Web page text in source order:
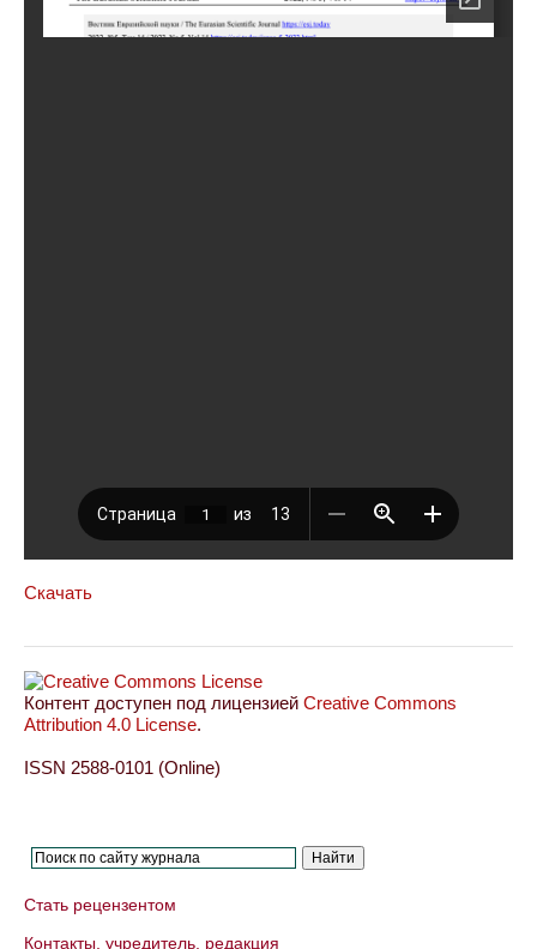
Скачать
Контент доступен под лицензией Creative Commons
Attribution 4.0 License.
ISSN 2588-0101 (Online)
Стать рецензентом
Контакты, учредитель, редакция